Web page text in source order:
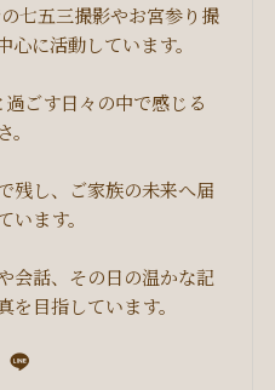
七五三撮影やお宮参り撮
に活動しています。
ごす日々の中で感じる
残し、ご家族の未来へ届
ます。
会話、その日の温かな記
目指しています。